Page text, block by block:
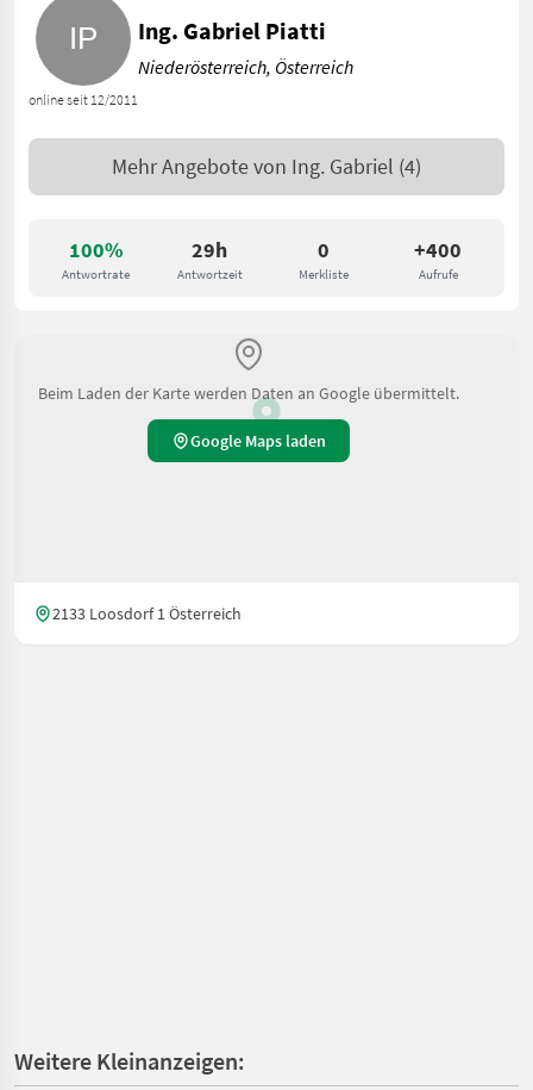
100%
Antwortrate
29h
Antwortzeit
0
Merkliste
+400
Aufrufe
online seit 12/2011
Ing. Gabriel Piatti
Niederösterreich, Österreich
Mehr Angebote von Ing. Gabriel (4)
Beim Laden der Karte werden Daten an Google übermittelt.
Google Maps laden
2133 Loosdorf 1 Österreich
Weitere Kleinanzeigen: